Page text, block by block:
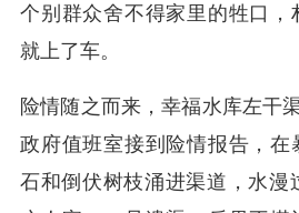
个别群众舍不得家里的牲口，
就上了车。
险情随之而来，幸福水库左干
政府值班室接到险情报告，在
石和倒伏树枝涌进渠道，水漫